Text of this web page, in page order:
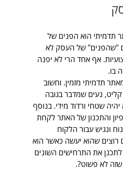
תדמיתי הוא הפנים של
"שהפנים" של העסק לא
אף אחד הרי לא יפנה
בו.
תדמיתי מזמין. וחשוב
נעים שמדבר בגובה
שטחי ורדוד מידי. בנוסף
והתכנון של האתר לקחת
ונגיש עבור הלקוח
רוצים שהוא יעשה כאשר הוא
את התרחישים השונים
לא פשוט?.